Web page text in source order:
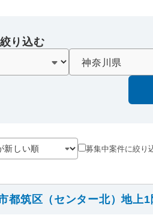
り込む
募集中案件に絞り
都筑区（センター北）地上